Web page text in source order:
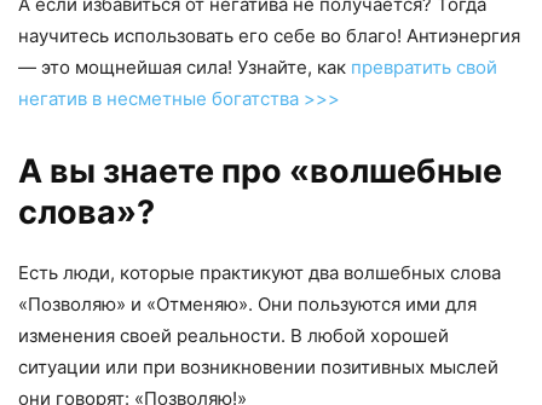
научитесь использовать его себе во благо! Антиэнергия
— это мощнейшая сила! Узнайте, как превратить свой
негатив в несметные богатства >>>
А вы знаете про «волшебные
слова»?
Есть люди, которые практикуют два волшебных слова
«Позволяю» и «Отменяю». Они пользуются ими для
изменения своей реальности. В любой хорошей
ситуации или при возникновении позитивных мыслей
они говорят: «Позволяю!»